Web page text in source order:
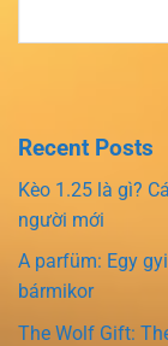
Recent Posts
Kèo 1.25 là gì?
người mới
A parfüm: Egy
bármikor
The Wolf Gift: